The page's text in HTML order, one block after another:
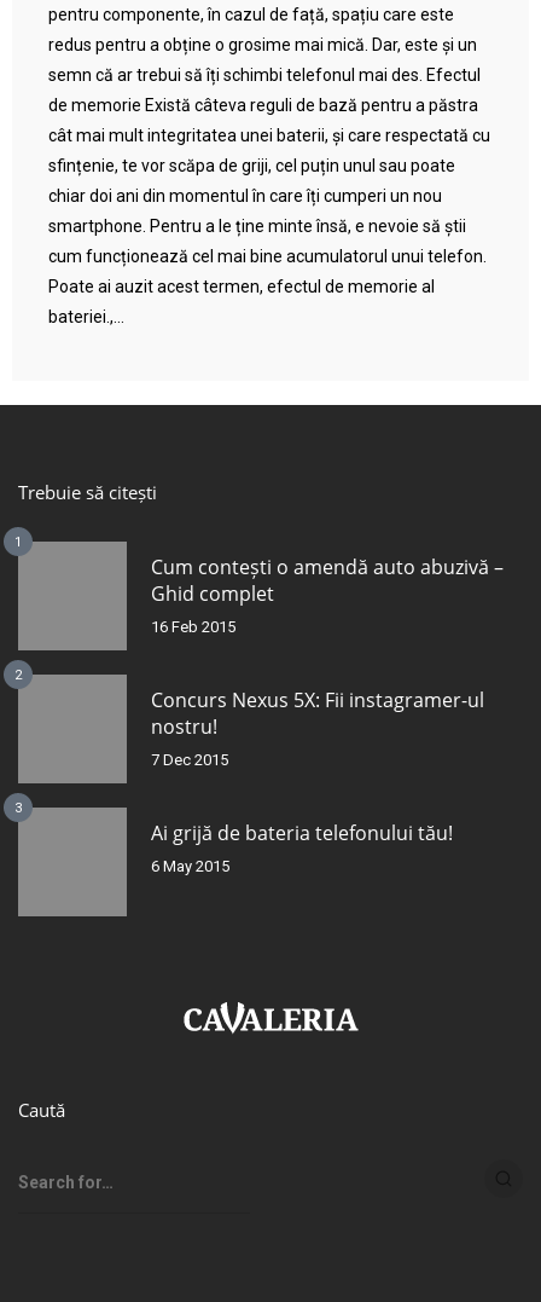
pentru componente, în cazul de față, spațiu care este
redus pentru a obține o grosime mai mică. Dar, este și un
semn că ar trebui să îți schimbi telefonul mai des. Efectul
de memorie Există câteva reguli de bază pentru a păstra
cât mai mult integritatea unei baterii, și care respectată cu
sfințenie, te vor scăpa de griji, cel puțin unul sau poate
chiar doi ani din momentul în care îți cumperi un nou
smartphone. Pentru a le ține minte însă, e nevoie să știi
cum funcționează cel mai bine acumulatorul unui telefon.
Poate ai auzit acest termen, efectul de memorie al
bateriei.,...
Trebuie să citești
1
Cum contești o amendă auto abuzivă –
Ghid complet
16 Feb 2015
2
Concurs Nexus 5X: Fii instagramer-ul
nostru!
7 Dec 2015
3
Ai grijă de bateria telefonului tău!
6 May 2015
Caută